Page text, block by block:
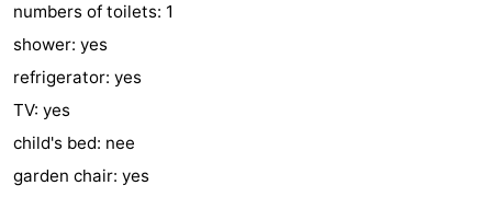
faire
d'intérêt
-
Musées
-
Galeries
-
Monuments
-
numbers of toilets: 1
shower: yes
refrigerator: yes
TV: yes
child's bed: nee
garden chair: yes